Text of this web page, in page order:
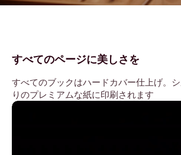
すべてのページに美しさを
すべてのブックはハードカバー仕上げ。
りのプレミアムな紙に印刷されます